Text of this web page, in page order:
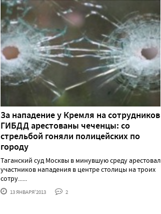
За нападение у Кремля на сотрудников
ГИБДД арестованы чеченцы: со
стрельбой гоняли полицейских по
городу
Таганский суд Москвы в минувшую среду арестовал
участников нападения в центре столицы на троих
сотру......
13 ЯНВАРЯ'2013 2